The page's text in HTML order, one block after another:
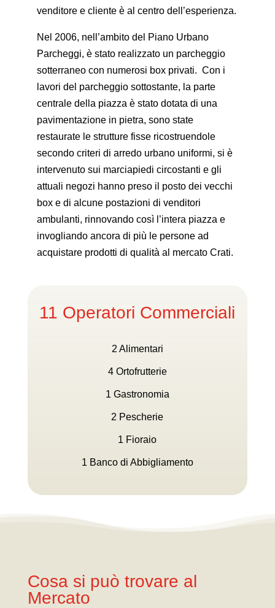
venditore e cliente è al centro dell’esperienza.
Nel 2006, nell’ambito del Piano Urbano
Parcheggi, è stato realizzato un parcheggio
sotterraneo con numerosi box privati. Con i
lavori del parcheggio sottostante, la parte
centrale della piazza è stato dotata di una
pavimentazione in pietra, sono state
restaurate le strutture fisse rico­struendole
secondo criteri di arredo urbano uniformi, si è
intervenuto sui marciapiedi circostanti e gli
attuali negozi hanno preso il posto dei vec­chi
box e di alcune postazioni di venditori
ambulanti, rinnovando così l’intera piazza e
invogliando ancora di più le persone ad
acquistare prodotti di qualità al mercato Crati.
11 Operatori Commerciali
2 Alimentari
4 Ortofrutterie
1 Gastronomia
2 Pescherie
1 Fioraio
1 Banco di Abbigliamento
Cosa si può trovare al
Mercato